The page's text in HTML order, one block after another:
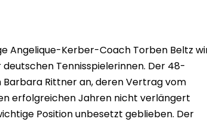
Angelique-Kerber-Coach Torben Beltz
Tennisspielerinnen. Der 48-
Rittner an, deren Vertrag vom
erfolgreichen Jahren nicht verlängert
Position unbesetzt geblieben. Der